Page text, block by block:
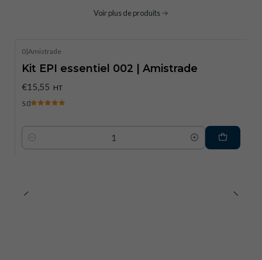
Voir plus de produits
0|Amistrade
Kit EPI essentiel 002 | Amistrade
€15,55 HT
5.0
Quantité